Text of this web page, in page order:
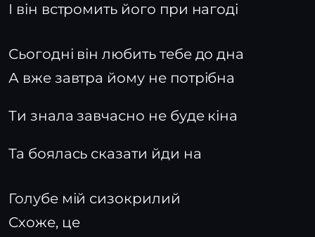
І він встромить його при нагоді
Сьогодні він любить тебе до дна
А вже завтра йому не потрібна
Ти знала завчасно не буде кіна
Та боялась сказати йди на
Голубе мій сизокрилий
Схоже, це